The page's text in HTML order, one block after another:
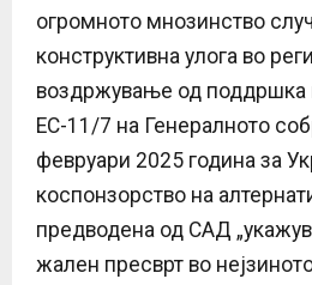
огромното мнозинство
конструктивна улога во
воздржување од поддршка
ЕС-11/7 на Генералното
февруари 2025 година за
коспонзорство на
предводена од САД
жален пресврт во